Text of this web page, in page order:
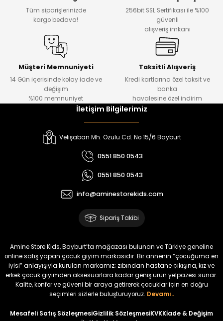
₺ 175 ₺ 175
Bambu Kilotlu Çorap
₺ 175
Pamuk Penye Kilotlu Çorap Pamuk Penye Kilotlu Çorap
₺ 175
Pamuk Penye Kilotlu Çorap
₺ 175
Bambu Kilotlu Çorap
₺ 175
%17
Bagi Erkek Çocuk Kot Pantolon
Tüm siparişlerinizde
kargo bedava!
256bit SSL Sertifikası ile %100
güvenli
alışveriş imkanı
Müşteri Memnuniyeti
14 Gün içerisinde kolay iade ve
değişim
%100 memnuniyet
Taksitli Alışveriş
Kredi kartlarına özel taksit ve
banka
havalesine özel indirim
İletişim Bilgilerimiz
Velişaban Mh. Ozulu Cd. No 15/6 Bayburt
0551 850 0543
0551 850 0543
info@aminestorekids.com
Sipariş Takibi
Amine Store Kids, Bayburt’ta mağazası bulunan ve Türkiye geneline
online satış yapan çocuk giyim markasıdır. Bir annenin “çocuğuma en
iyisi” anlayışıyla kurulan markamız; zıbından hastane çıkışına, kız ve
erkek çocuk giyimden aksesuarlara kadar geniş ürün yelpazesi sunar.
Kalite, konfor ve güveni bir araya getirerek çocuklar için en doğru
seçimleri sizlerle buluşturuyoruz. Devamı..
Mesafeli Satış SözleşmesiGizlilik SözleşmesiKVKKİade & Değişim